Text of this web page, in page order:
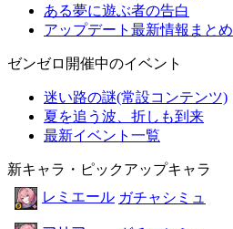
ある夢に遊ぶ者の告白
アップデート最新情報まとめ
ゼンゼロ開催中のイベント
迷い路の謎(常設コンテンツ)
夏を追う波、折しも到来
最新イベント一覧
新キャラ・ピックアップキャラ
レミエール ガチャシミュ